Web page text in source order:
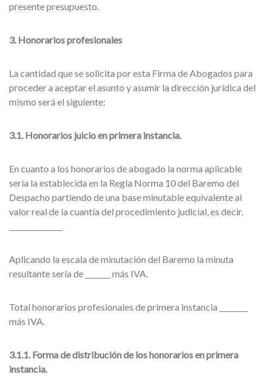
presente presupuesto.
3. Honorarios profesionales
La cantidad que se solicita por esta Firma de Abogados para
proceder a aceptar el asunto y asumir la dirección jurídica del
mismo será el siguiente:
3.1. Honorarios juicio en primera instancia.
En cuanto a los honorarios de abogado la norma aplicable
sería la establecida en la Regla Norma 10 del Baremo del
Despacho partiendo de una base minutable equivalente al
valor real de la cuantía del procedimiento judicial, es decir,
Aplicando la escala de minutación del Baremo la minuta
resultante sería de _______ más IVA.
Total honorarios profesionales de primera instancia ________
más IVA.
3.1.1. Forma de distribución de los honorarios en primera
instancia.